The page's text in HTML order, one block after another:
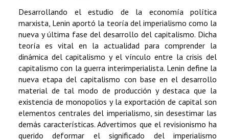
Desarrollando el estudio de la economía política
marxista, Lenin aportó la teoría del imperialismo como la
nueva y última fase del desarrollo del capitalismo. Dicha
teoría es vital en la actualidad para comprender la
dinámica del capitalismo y el vínculo entre la crisis del
capitalismo con la guerra interimperialista. Lenin define la
nueva etapa del capitalismo con base en el desarrollo
material de tal modo de producción y destaca que la
existencia de monopolios y la exportación de capital son
elementos centrales del imperialismo, sin desestimar las
demás características. Advertimos que el revisionismo ha
querido deformar el significado del imperialismo